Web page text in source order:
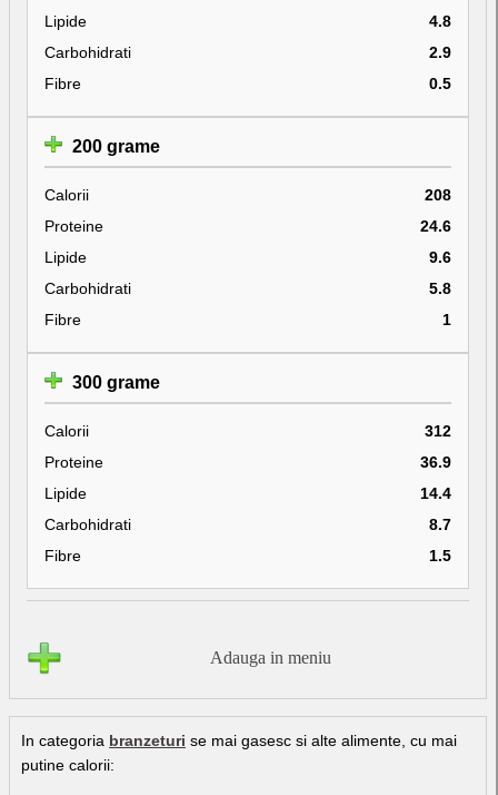
Lipide
4.8
Carbohidrati
2.9
Fibre
0.5
200 grame
Calorii
208
Proteine
24.6
Lipide
9.6
Carbohidrati
5.8
Fibre
1
300 grame
Calorii
312
Proteine
36.9
Lipide
14.4
Carbohidrati
8.7
Fibre
1.5
Adauga in meniu
In categoria branzeturi se mai gasesc si alte alimente, cu mai
putine calorii: